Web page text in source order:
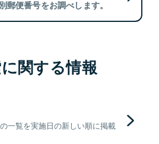
郵便番号をお調べします。
関する情報
一覧を実施日の新しい順に掲載